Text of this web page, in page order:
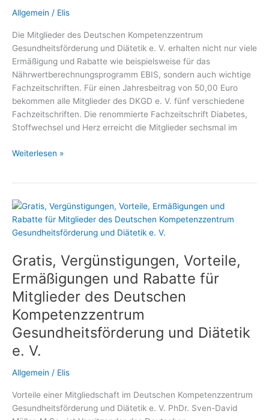
Allgemein / Elis
Die Mitglieder des Deutschen Kompetenzzentrum
Gesundheitsförderung und Diätetik e. V. erhalten nicht nur viele
Ermäßigung und Rabatte wie beispielsweise für das
Nährwertberechnungsprogramm EBIS, sondern auch wichtige
Fachzeitschriften. Für einen Jahresbeitrag von 50,00 Euro
bekommen alle Mitglieder des DKGD e. V. fünf verschiedene
Fachzeitschriften. Die renommierte Fachzeitschrift Diabetes,
Stoffwechsel und Herz erreicht die Mitglieder sechsmal im
Diätassistenten
von
der
Mitgliedschaft
Deutschen
Kompetenzzentrum
Gesundheitsförderung
und
Diätetik
Weiterlesen »
Gratis, Vergünstigungen, Vorteile,
Ermäßigungen und Rabatte für
Mitglieder des Deutschen
Kompetenzzentrum
Gesundheitsförderung und Diätetik
e. V.
Allgemein / Elis
Vorteile einer Mitgliedschaft im Deutschen Kompetenzzentrum
Gesundheitsförderung und Diätetik e. V. PhDr. Sven-David